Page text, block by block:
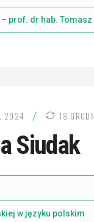
prof. dr hab. Tomasz
2024 / 18
Siudak
w języku polskim